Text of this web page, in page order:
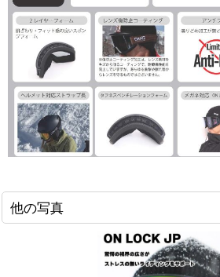
他の写真